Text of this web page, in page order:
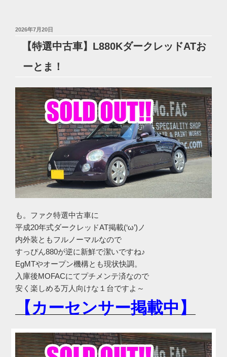
投
2026年7月20日
【特選中古車】L880KダークレッドATお
ーとま！
も。ファク特選中古車に
平成20年式ダークレッドAT掲載(‘ω’)ノ
内外装ともフルノーマルなので
すっぴん880が逆に新鮮で潔いですね♪
EgMTやオープン機構とも現状快調。
入庫後MOFACにてプチメンテ済なので
安く楽しめる万人向けな１台ですよ～
【カーセンサー掲載中】